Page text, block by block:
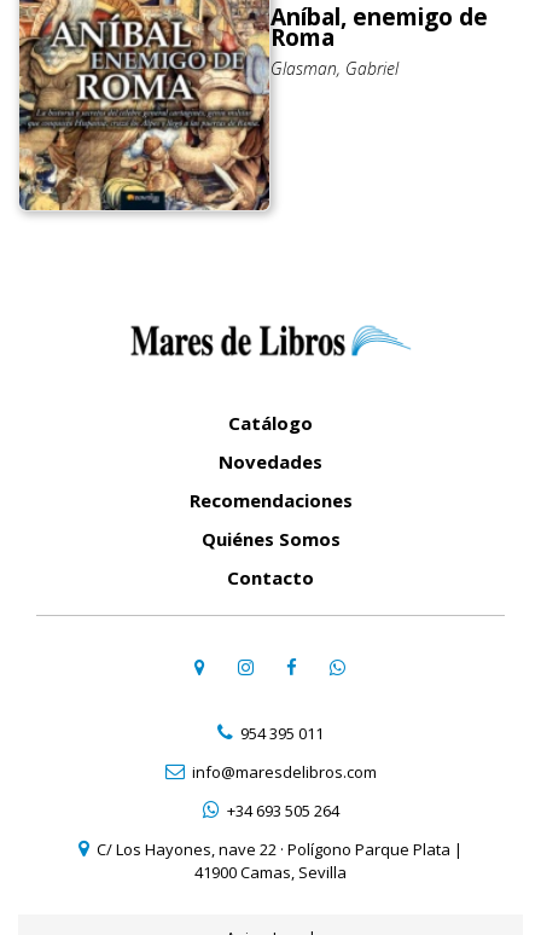
Aníbal, enemigo de
Roma
Glasman, Gabriel
Catálogo
Novedades
Recomendaciones
Quiénes Somos
Contacto
954 395 011
info@maresdelibros.com
+34 693 505 264
C/ Los Hayones, nave 22 · Polígono Parque Plata |
41900 Camas, Sevilla